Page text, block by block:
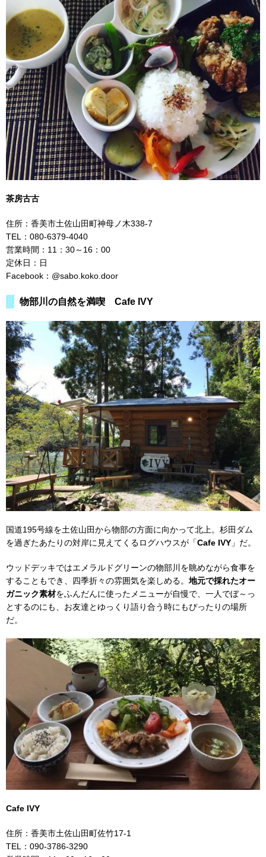
茶房古古
住所：香美市土佐山田町神母ノ木338-7
TEL：080-6379-4040
営業時間：11：30～16：00
定休日：日
Facebook：@sabo.koko.door
物部川の自然を満喫 Cafe IVY
国道195号線を土佐山田から物部の方面に向かって北上。杉田ダム
を過ぎたあたりの対岸に見えてくるログハウスが「Cafe IVY 」だ。
ウッドデッキではエメラルドグリーンの物部川を眺めながら食事を
することもでき、四季折々の雰囲気を楽しめる。 地元で採れたオー
ガニック素材をふんだんに使ったメニューが自慢で、一人でぼ～っ
とするのにも、お友達とゆっくり語り合う時にもぴったりの場所
だ。
Cafe IVY
住所：香美市土佐山田町佐竹17-1
TEL：090-3786-3290